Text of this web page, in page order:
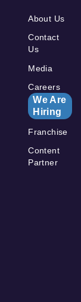
About Us
Contact
Us
Media
Careers
We Are
Hiring
Franchise
Content
Partner